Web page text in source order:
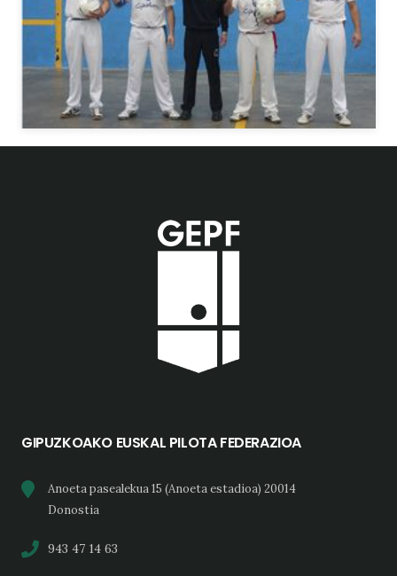
GIPUZKOAKO EUSKAL PILOTA FEDERAZIOA
Anoeta pasealekua 15 (Anoeta estadioa) 20014
Donostia
943 47 14 63